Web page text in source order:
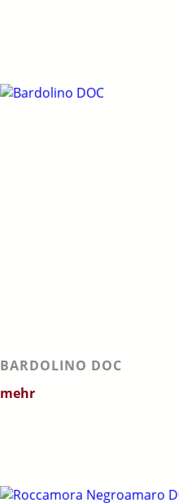
BARDOLINO DOC
mehr